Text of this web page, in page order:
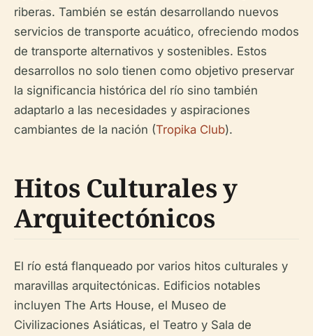
riberas. También se están desarrollando nuevos
servicios de transporte acuático, ofreciendo modos
de transporte alternativos y sostenibles. Estos
desarrollos no solo tienen como objetivo preservar
la significancia histórica del río sino también
adaptarlo a las necesidades y aspiraciones
cambiantes de la nación (Tropika Club).
Hitos Culturales y
Arquitectónicos
El río está flanqueado por varios hitos culturales y
maravillas arquitectónicas. Edificios notables
incluyen The Arts House, el Museo de
Civilizaciones Asiáticas, el Teatro y Sala de